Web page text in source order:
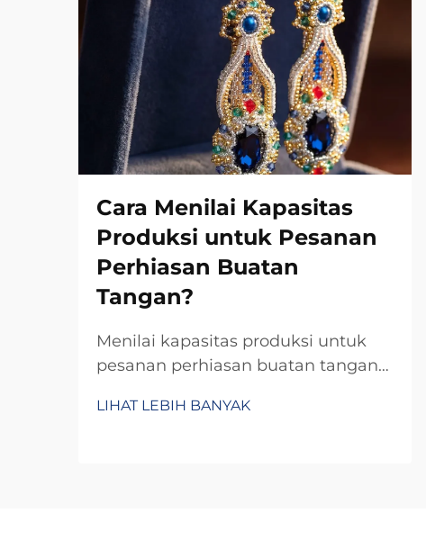
Cara Menilai Kapasitas
Produksi untuk Pesanan
Perhiasan Buatan
Tangan?
Menilai kapasitas produksi untuk
pesanan perhiasan buatan tangan
terhadap berbagai faktor yang
LIHAT LEBIH BANYAK